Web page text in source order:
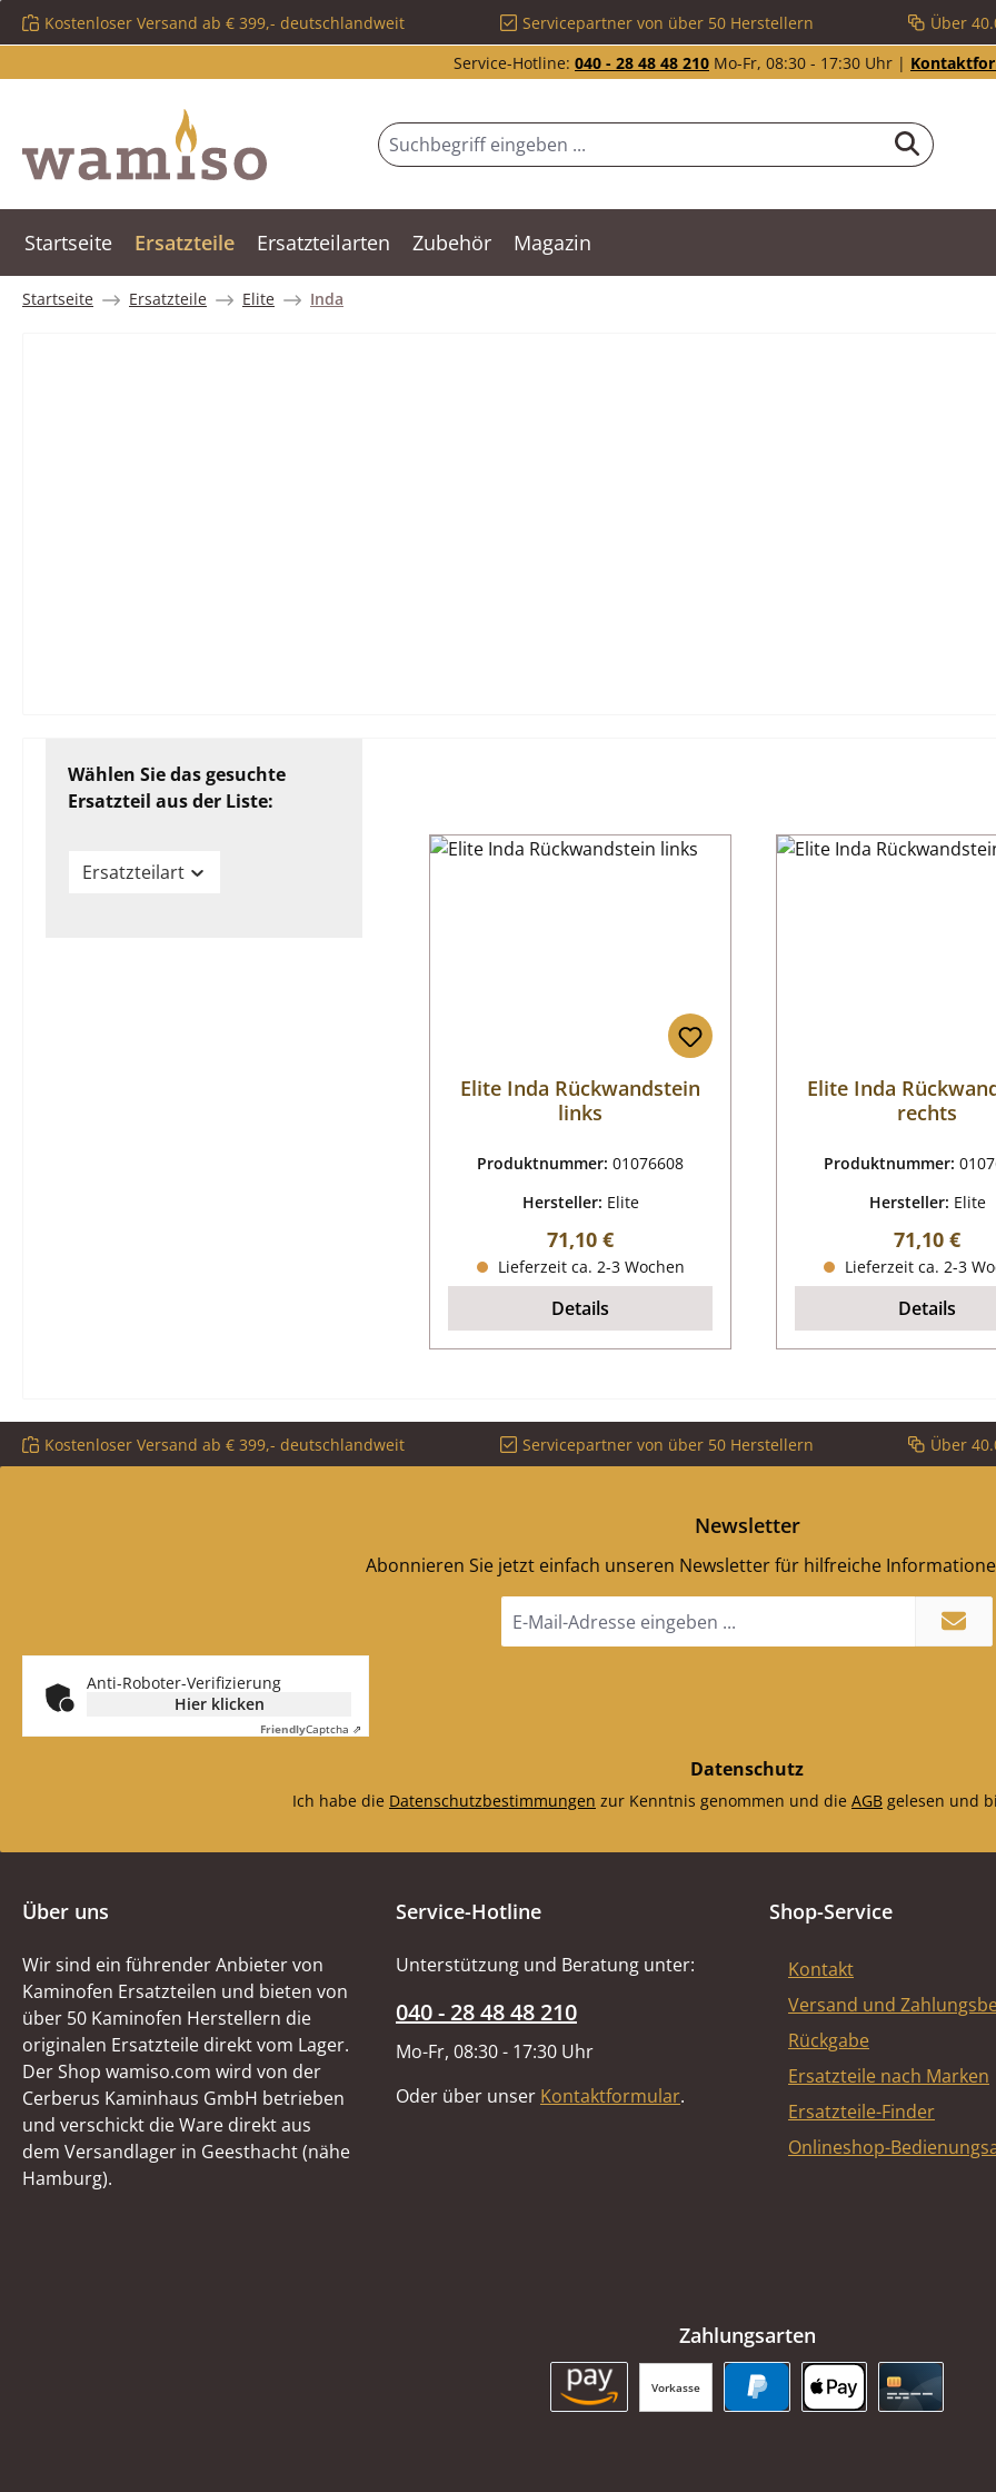
Hauptinhalt springen
Zur Suche springen
Zur Hauptnavigation springen
Kostenloser Versand ab € 399,- deutschlandweit Servicepartner von über 50 Herstellern Über
Service-Hotline: 040 - 28 48 48 210 Mo-Fr, 08:30 - 17:30 Uhr |
Startseite Ersatzteile Ersatzteilarten Zubehör Magazin
Startseite Ersatzteile Elite Inda
Wählen Sie das gesuchte
Ersatzteil aus der Liste:
Ersatzteilart
Elite Inda Rückwandstein
links
Produktnummer:01076608
Hersteller: Elite
Regulärer Preis:
71,10 €
Lieferzeit ca. 2-3 Wochen
Details
Elite Inda
rechts
Produktnummer:
Hersteller: Elite
Regulärer
71,10 €
Lieferzeit ca. 2-3
Details
Kostenloser Versand ab € 399,- deutschlandweit Servicepartner von über 50 Herstellern Über
Newsletter
Abonnieren Sie jetzt einfach unseren Newsletter für hilfreiche
Mail-
Anti-Roboter-Verifizierung
Hier klicken
FriendlyCaptcha ⇗
Datenschutz
Ich habe die Datenschutzbestimmungen zur Kenntnis genommen und die AGB gelesen und
Über uns
Wir sind ein führender Anbieter von
Kaminofen Ersatzteilen und bieten von
über 50 Kaminofen Herstellern die
originalen Ersatzteile direkt vom Lager.
Der Shop wamiso.com wird von der
Cerberus Kaminhaus GmbH betrieben
und verschickt die Ware direkt aus
dem Versandlager in Geesthacht (nähe
Hamburg).
Service-Hotline
Unterstützung und Beratung unter:
040 - 28 48 48 210
Mo-Fr, 08:30 - 17:30 Uhr
Oder über unser Kontaktformular.
Shop-Service
Kontakt
Versand und
Rückgabe
Ersatzteile nach Marken
Ersatzteile-Finder
Onlineshop-
Zahlungsarten
Vorkasse